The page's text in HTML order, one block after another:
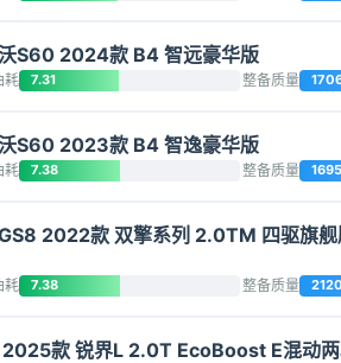
S60 2024款 B4 智远豪华版
耗 7.31 整备质量
S60 2023款 B4 智逸豪华版
耗 7.38 整备质量 1695
2022款 双擎系列 2.0TM 四驱旗舰
耗 7.38 整备质量 2120
款 锐界L 2.0T EcoBoost E混动